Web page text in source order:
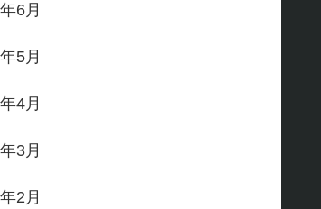
6月
5月
4月
3月
2月